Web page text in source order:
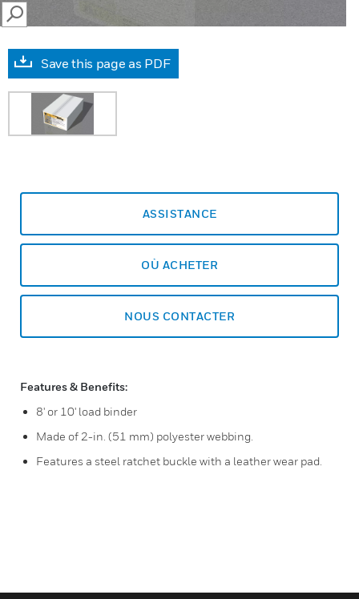
SEARCH
Save this page as PDF
ASSISTANCE
OÙ ACHETER
NOUS CONTACTER
Features & Benefits:
8' or 10' load binder
Made of 2-in. (51 mm) polyester webbing.
Features a steel ratchet buckle with a leather wear pad.